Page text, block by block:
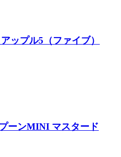
ップル5（ファイブ）
ーンMINI マスタード